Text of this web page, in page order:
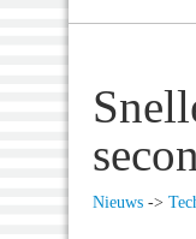
Nieuws ->